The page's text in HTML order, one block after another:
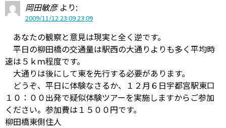
岡田敏彦 より:
2009/11/12 23:09 23:09
あなたの観察と意見は現実と全く逆です。
平日の柳田橋の交通量は駅西の大通りよりも多く平均時
速は５ｋｍ程度です。
大通りは後にして東を先行する必要があります。
どうぞ、平日に体験なさるか、１２月６日宇都宮駅東口
１０：００出発で疑似体験ツアーを実施しますからご参加
ください。参加費は１５００円です。
柳田橋東側住人